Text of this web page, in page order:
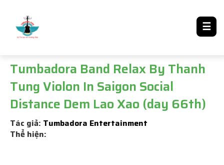
☰
Tumbadora Band Relax By Thanh
Tung Violon In Saigon Social
Distance Dem Lao Xao (day 66th)
Tác giả: Tumbadora Entertainment
Thể hiện: